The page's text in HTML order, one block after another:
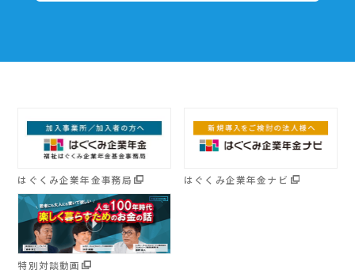
はぐくみ企業年金事務局 はぐくみ企業年金ナビ
特別対談動画